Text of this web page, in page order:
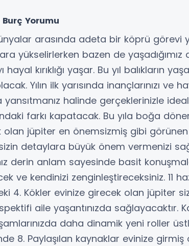
Burç Yorumu
arasında adeta bir köprü görevi
yükselirlerken bazen de yaşadığımız
kırıklığı yaşar. Bu yıl balıkların
Yılın ilk yarısında inançlarınızı ve
yansıtmanız halinde gerçeklerinizle
farkı kapatacak. Bu yıla boğa
olan jüpiter en önemsizmiş gibi
detaylara büyük önem vermenizi
derin anlam sayesinde basit
ve kendinizi zenginleştireceksiniz. 11
4. Kökler evinize girecek olan jüpiter
aile yaşantınızda sağlayacaktır.
daha dinamik yeni roller
8. Paylaşılan kaynaklar evinize